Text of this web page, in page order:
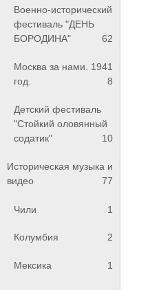
Военно-исторический
фестиваль "ДЕНЬ
БОРОДИНА"
62
Москва за нами. 1941
год.
8
Детский фестиваль
"Стойкий оловянный
содатик"
10
Историческая музыка и
видео
77
Чили 1
Колумбия 2
Мексика 1